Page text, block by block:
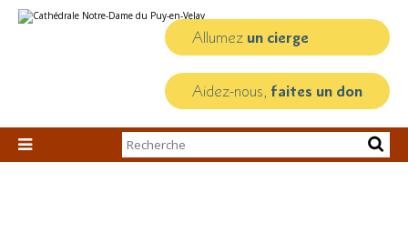
au
personnels
Allumez un cierge
Aidez-nous, faites un don

Chercher par
Recherche